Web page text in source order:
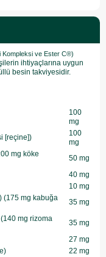
ve Ester C®)
ihtiyaçlarına uygun
besin takviyesidir.
100
mg
[reçine])
100
mg
mg köke
50 mg
40 mg
10 mg
) (175 mg kabuğa
35 mg
mg rizoma
35 mg
27 mg
22 mg